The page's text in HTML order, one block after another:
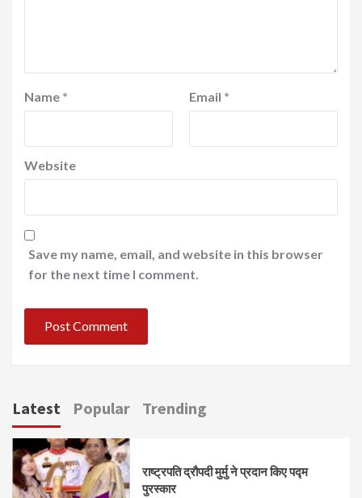
Name * Email *
Website
Save my name, email, and website in this browser
for the next time I comment.
Latest Popular Trending
राष्ट्रपति द्रौपदी मुर्मु ने प्रदान किए पद्म
पुरस्कार